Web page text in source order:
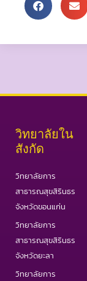
วิทยาลัยใน
สังกัด
วิทยาลัยการ
สาธารณสุขสิรินธร
จังหวัดขอนแก่น
วิทยาลัยการ
สาธารณสุขสิรินธร
จังหวัดยะลา
วิทยาลัยการ